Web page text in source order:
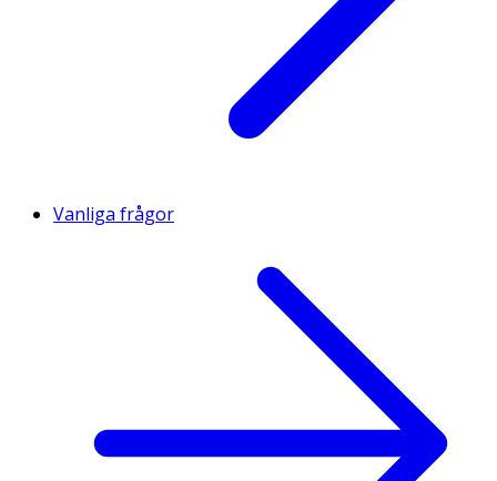
Vanliga frågor